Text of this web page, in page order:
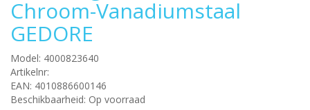
Chroom-Vanadiumstaal
GEDORE
Model: 4000823640
Artikelnr:
EAN: 4010886600146
Beschikbaarheid: Op voorraad